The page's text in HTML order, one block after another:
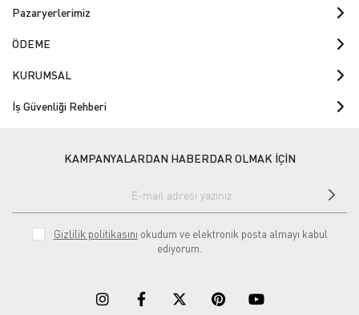
Pazaryerlerimiz
ÖDEME
KURUMSAL
İş Güvenliği Rehberi
KAMPANYALARDAN HABERDAR OLMAK İÇİN
Gizlilik politikasını okudum ve elektronik posta almayı kabul
ediyorum.